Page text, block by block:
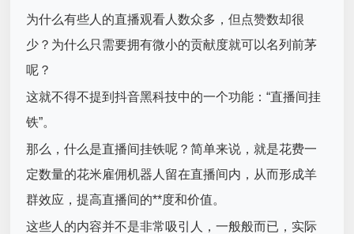
为什么有些人的直播观看人数众多，但点赞数却很
少？为什么只需要拥有微小的贡献度就可以名列前茅
呢？
这就不得不提到抖音黑科技中的一个功能：“直播间挂
铁”。
那么，什么是直播间挂铁呢？简单来说，就是花费一
定数量的花米雇佣机器人留在直播间内，从而形成羊
群效应，提高直播间的**度和价值。
这些人的内容并不是非常吸引人，一般般而已，实际